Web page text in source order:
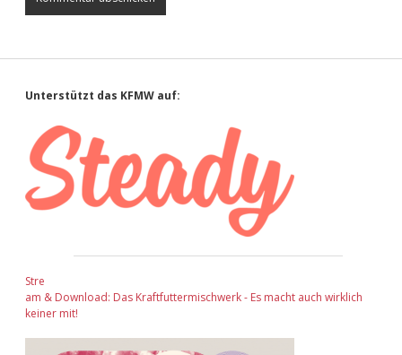
Sidebar
Unterstützt das KFMW auf:
Stre
am & Download: Das Kraftfuttermischwerk - Es macht auch wirklich
keiner mit!